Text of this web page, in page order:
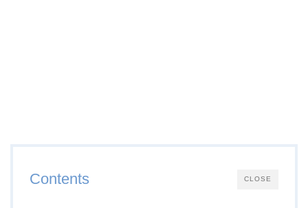
CLOSE
Contents